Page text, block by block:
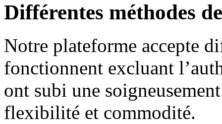
Différentes méthodes
Notre plateforme accepte
fonctionnent excluant
ont subi une
flexibilité et commodité.